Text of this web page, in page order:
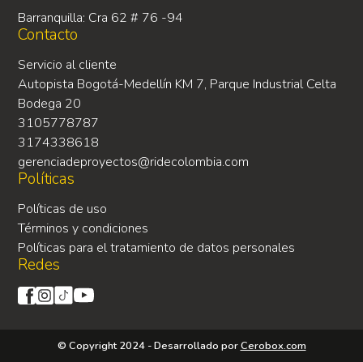
Barranquilla: Cra 62 # 76 -94
Contacto
Servicio al cliente
Autopista Bogotá-Medellín KM 7, Parque Industrial Celta
Bodega 20
3105778787
3174338618
gerenciadeproyectos@ridecolombia.com
Políticas
Políticas de uso
Términos y condiciones
Políticas para el tratamiento de datos personales
Redes
© Copyright 2024 - Desarrollado porCerobox.com